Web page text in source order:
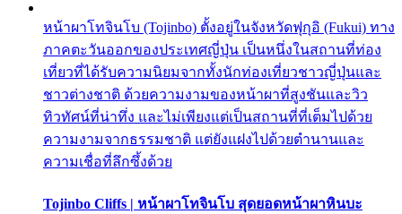
หน้าผาโทจินโบ (Tojinbo) ตั้งอยู่ในจังหวัดฟุกุอิ (Fukui) ทาง
ภาคตะวันออกของประเทศญี่ปุ่น เป็นหนึ่งในสถานที่ท่อง
เที่ยวที่ได้รับความนิยมจากทั้งนักท่องเที่ยวชาวญี่ปุ่นและ
ชาวต่างชาติ ด้วยความงามของหน้าผาที่สูงชันและวิว
ทิวทัศน์ที่น่าทึ่ง และไม่เพียงแต่เป็นสถานที่ที่เต็มไปด้วย
ความงามจากธรรมชาติ แต่ยังแฝงไปด้วยตำนานและ
ความเชื่อที่ลึกซึ้งด้วย
Tojinbo Cliffs | หน้าผาโทจินโบ สุดยอดหน้าผาหินบะ